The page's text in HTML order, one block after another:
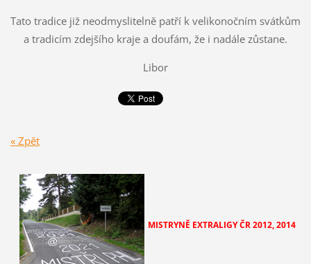
Tato tradice již neodmyslitelně patří k velikonočním svátkům
a tradicím zdejšího kraje a doufám, že i nadále zůstane.
Libor
« Zpět
MISTRYNĚ EXTRALIGY ČR2012, 2014